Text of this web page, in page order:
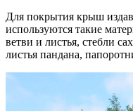
Для покрытия крыш
используются такие
ветви и листья, стебли
листья пандана,